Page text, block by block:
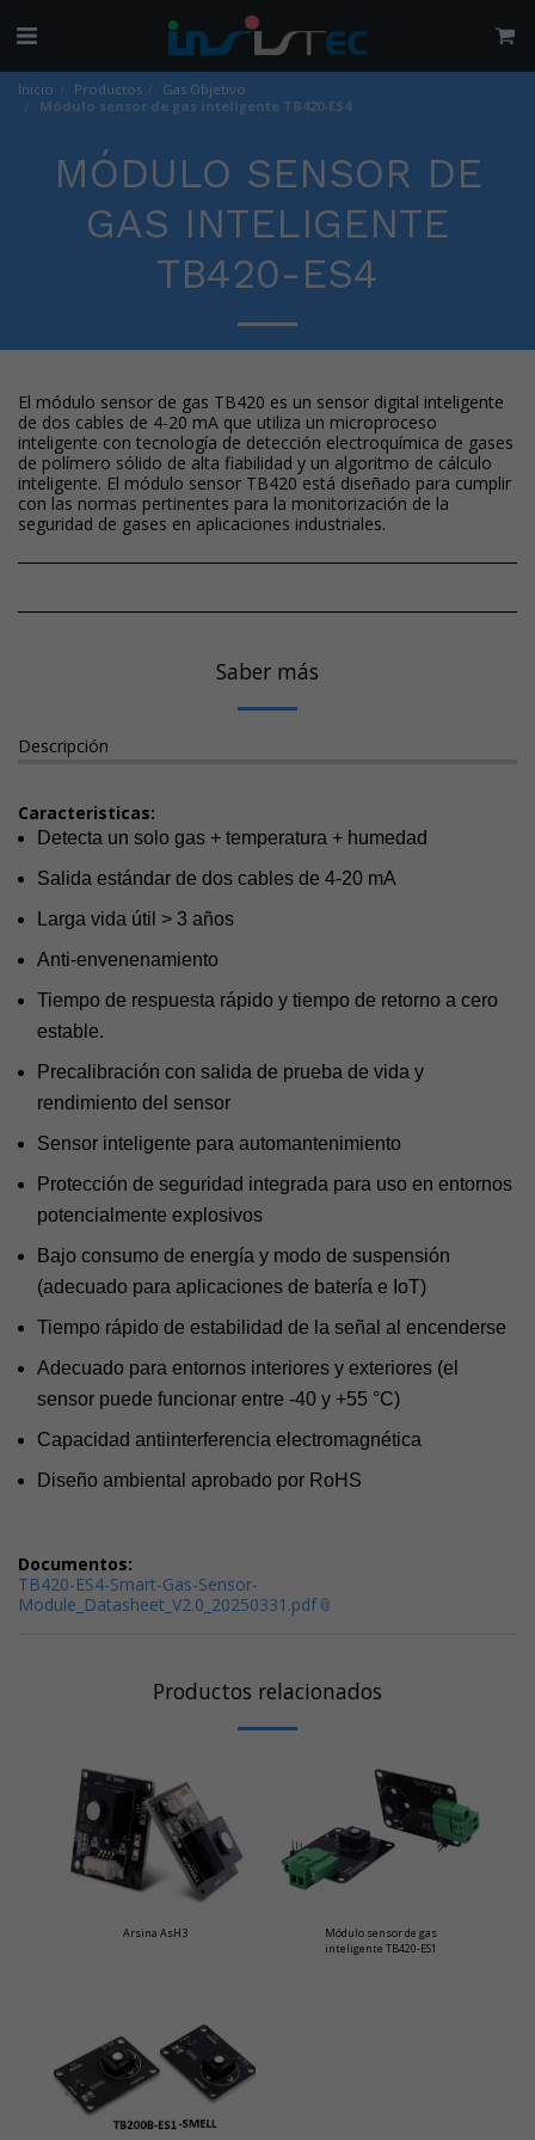
Inicio Productos
Gas Objetivo
Módulo sensor de gas inteligente TB420-ES4
MÓDULO SENSOR DE
GAS INTELIGENTE
TB420-ES4
El módulo sensor de gas TB420 es un sensor digital inteligente
de dos cables de 4-20 mA que utiliza un microproceso
inteligente con tecnología de detección electroquímica de gases
de polímero sólido de alta fiabilidad y un algoritmo de cálculo
inteligente. El módulo sensor TB420 está diseñado para cumplir
con las normas pertinentes para la monitorización de la
seguridad de gases en aplicaciones industriales.
Saber más
Descripción
Caracteristicas:
Detecta un solo gas + temperatura + humedad
Salida estándar de dos cables de 4-20 mA
Larga vida útil > 3 años
Anti-envenenamiento
Tiempo de respuesta rápido y tiempo de retorno a cero
estable.
Precalibración con salida de prueba de vida y
rendimiento del sensor
Sensor inteligente para automantenimiento
Protección de seguridad integrada para uso en entornos
potencialmente explosivos
Bajo consumo de energía y modo de suspensión
(adecuado para aplicaciones de batería e IoT)
Tiempo rápido de estabilidad de la señal al encenderse
Adecuado para entornos interiores y exteriores (el
sensor puede funcionar entre -40 y +55 °C)
Capacidad antiinterferencia electromagnética
Diseño ambiental aprobado por RoHS
Documentos:
TB420-ES4-Smart-Gas-Sensor-
Module_Datasheet_V2.0_20250331.pdf
Productos relacionados
Arsina AsH3
Módulo sensor de gas
inteligente TB420-ES1